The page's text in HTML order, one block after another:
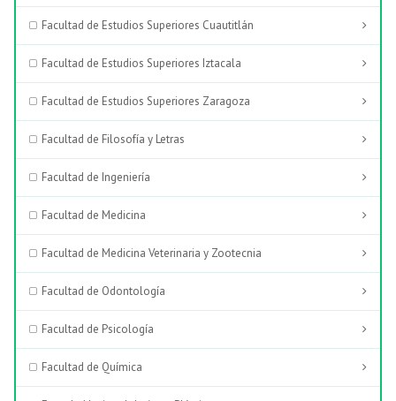
Facultad de Estudios Superiores Cuautitlán
Facultad de Estudios Superiores Iztacala
Facultad de Estudios Superiores Zaragoza
Facultad de Filosofía y Letras
Facultad de Ingeniería
Facultad de Medicina
Facultad de Medicina Veterinaria y Zootecnia
Facultad de Odontología
Facultad de Psicología
Facultad de Química